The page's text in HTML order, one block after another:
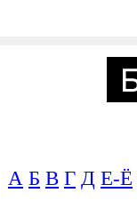
А Б В Г Д Е-Ё